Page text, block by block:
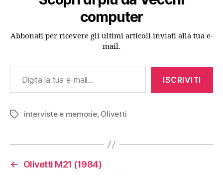
computer
Abbonati per ricevere gli ultimi articoli inviati alla tua e-
mail.
Digita la tua e-mail...
ISCRIVITI
Tag interviste e memorie, Olivetti
←
Olivetti M21 (1984)